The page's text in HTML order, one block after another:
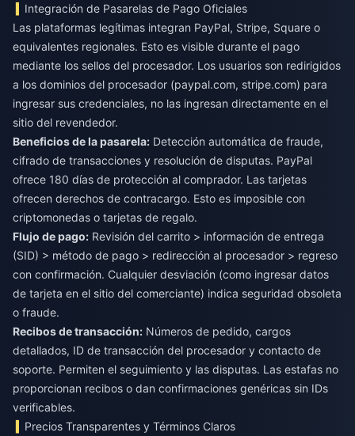
Integración de Pasarelas de Pago Oficiales
Las plataformas legítimas integran PayPal, Stripe, Square o
equivalentes regionales. Esto es visible durante el pago
mediante los sellos del procesador. Los usuarios son redirigidos
a los dominios del procesador (paypal.com, stripe.com) para
ingresar sus credenciales, no las ingresan directamente en el
sitio del revendedor.
Beneficios de la pasarela: Detección automática de fraude,
cifrado de transacciones y resolución de disputas. PayPal
ofrece 180 días de protección al comprador. Las tarjetas
ofrecen derechos de contracargo. Esto es imposible con
criptomonedas o tarjetas de regalo.
Flujo de pago: Revisión del carrito > información de entrega
(SID) > método de pago > redirección al procesador > regreso
con confirmación. Cualquier desviación (como ingresar datos
de tarjeta en el sitio del comerciante) indica seguridad obsoleta
o fraude.
Recibos de transacción: Números de pedido, cargos
detallados, ID de transacción del procesador y contacto de
soporte. Permiten el seguimiento y las disputas. Las estafas no
proporcionan recibos o dan confirmaciones genéricas sin IDs
verificables.
Precios Transparentes y Términos Claros